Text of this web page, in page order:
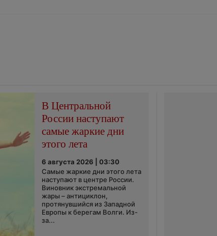
В Центральной
России наступают
самые жаркие дни
этого лета
6 августа 2026 | 03:30
Самые жаркие дни этого лета
наступают в центре России.
Виновник экстремальной
жары – антициклон,
протянувшийся из Западной
Европы к берегам Волги. Из-
за...